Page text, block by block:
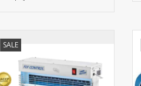
SALEkleefplaat Start Pakket
TOEVOEGEN AAN WINKELWAGEN